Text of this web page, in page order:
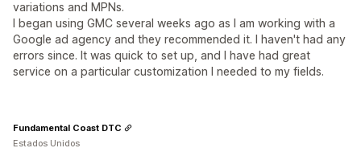
variations and MPNs.
I began using GMC several weeks ago as I am working with a
Google ad agency and they recommended it. I haven't had any
errors since. It was quick to set up, and I have had great
service on a particular customization I needed to my fields.
Fundamental Coast DTC
Estados Unidos